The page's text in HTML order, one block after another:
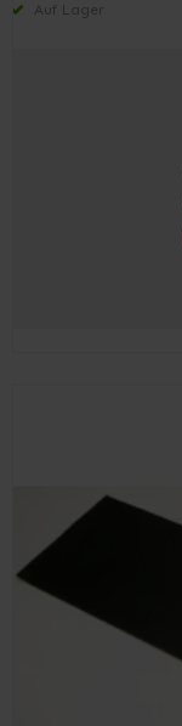
Auf Lager